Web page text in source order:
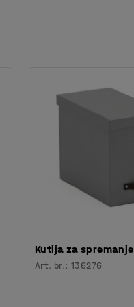
Kutija za spremanje
Art. br.:136276